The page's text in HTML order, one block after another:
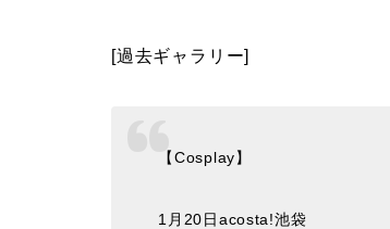
[過去ギャラリー]
【Cosplay】
1月20日acosta!池袋